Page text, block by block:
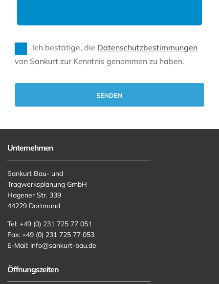
Ich bestätige, die Datenschutzbestimmungen
von Sankurt zur Kenntnis genommen zu haben.
Unternehmen
Sankurt Bau- und
Tragwerksplanung GmbH
Hagener Str. 339
44229 Dortmund
Tel: +49 (0) 231 725 77 051
Fax: +49 (0) 231 725 77 053
E-Mail: info@sankurt-bau.de
Öffnungszeiten